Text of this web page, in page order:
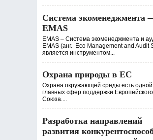
Система экоменеджмента
EMAS
EMAS – Система экоменеджмента и
EMAS (анг. Eco Management and Audit
является инструментом...
Охрана природы в ЕС
Охрана окружающей среды есть одной
главных сфер поддержки Европейского
Союза....
Разработка направлений
развития